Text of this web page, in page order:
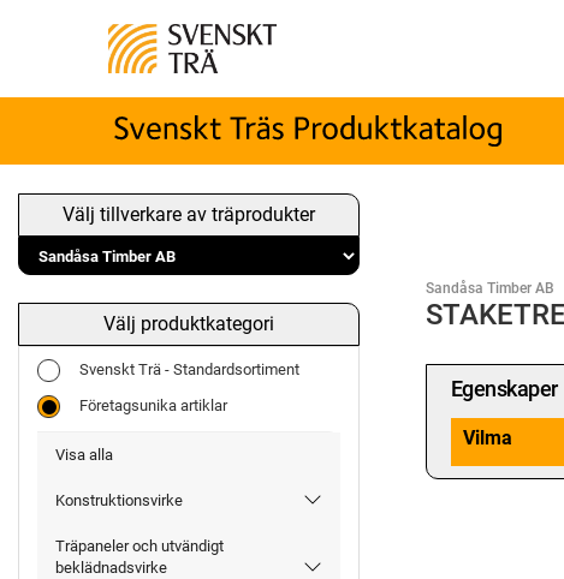
Välj tillverkare av träprodukter
Välj produktkategori
Svenskt Trä - Standardsortiment
Företagsunika artiklar
Visa alla
Konstruktionsvirke
Träpaneler och utvändigt
beklädnadsvirke
Sandåsa Timber AB
Egenskaper
Vilma